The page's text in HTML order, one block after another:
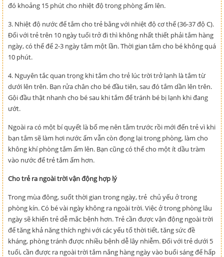
đó khoảng 15 phút cho nhiệt độ trong phòng ấm lên.
3. Nhiệt độ nước để tắm cho trẻ bằng với nhiệt độ cơ thể (36-37 độ C).
Đối với trẻ trên 10 ngày tuổi trở đi thì không nhất thiết phải tắm hàng
ngày, có thể để 2-3 ngày tắm một lần. Thời gian tắm cho bé không quá
10 phút.
4. Nguyên tắc quan trọng khi tắm cho trẻ lúc trời trở lạnh là tắm từ
dưới lên trên. Bạn rửa chân cho bé đầu tiên, sau đó tắm dần lên trên.
Gội đầu thật nhanh cho bé sau khi tắm để tránh bé bị lạnh khi đang
ướt.
Ngoài ra có một bí quyết là bố mẹ nên tắm trước rồi mới đến trẻ vì khi
bạn tắm sẽ làm hơi nước ấm vẫn còn đọng lại trong phòng, làm cho
không khí phòng tắm ấm lên. Bạn cũng có thể cho một ít dầu tràm
vào nước để trẻ tắm ấm hơn.
Cho trẻ ra ngoài trời vận động hợp lý
Trong mùa đông, suốt thời gian trong ngày, trẻ chủ yếu ở trong
phòng kín. Có bé vài ngày không ra ngoài trời. Việc ở trong phòng lâu
ngày sẽ khiến trẻ dễ mắc bệnh hơn. Trẻ cần được vận động ngoài trời
để tăng khả năng thích nghi với các yếu tố thời tiết, tăng sức đề
kháng, phòng tránh được nhiều bệnh dễ lây nhiễm. Đối với trẻ dưới 5
tuổi, cần được ra ngoài trời tắm nắng hàng ngày vào buổi sáng để hấp